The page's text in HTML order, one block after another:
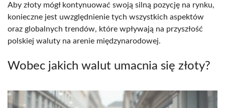
Aby złoty mógł kontynuować swoją silną pozycję na rynku,
konieczne jest uwzględnienie tych wszystkich aspektów
oraz globalnych trendów, które wpływają na przyszłość
polskiej waluty na arenie międzynarodowej.
Wobec jakich walut umacnia się złoty?